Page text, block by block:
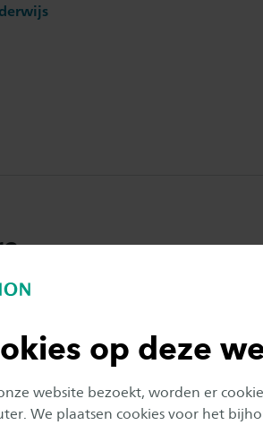
op deze
website bezoekt, worden er
We plaatsen cookies voor het
Binnerts werkzaam in het
en vervolgens als intern
Ontwerp en Advisering
in het basisonderwijs
(NDV), waar zij o.a.